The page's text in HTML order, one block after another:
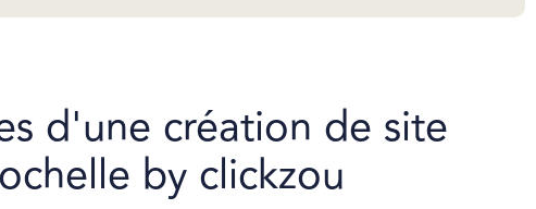
d'une création de site
by clickzou​